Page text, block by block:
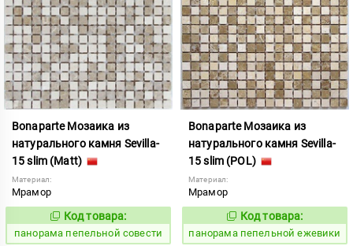
Bonaparte Мозаика из
натурального камня Sevilla-
15 slim (Matt)
Материал:
Мрамор
540023
Код товара:
панорама пепельной совести
Bonaparte Мозаика из
натурального камня Sevilla-
15 slim (POL)
Материал:
Мрамор
540024
Код товара:
панорама пепельной ежевики